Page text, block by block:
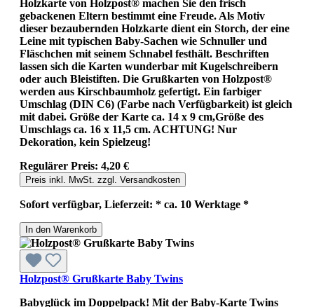
Holzkarte von Holzpost® machen Sie den frisch
gebackenen Eltern bestimmt eine Freude. Als Motiv
dieser bezaubernden Holzkarte dient ein Storch, der eine
Leine mit typischen Baby-Sachen wie Schnuller und
Fläschchen mit seinem Schnabel festhält. Beschriften
lassen sich die Karten wunderbar mit Kugelschreibern
oder auch Bleistiften. Die Grußkarten von Holzpost®
werden aus Kirschbaumholz gefertigt. Ein farbiger
Umschlag (DIN C6) (Farbe nach Verfügbarkeit) ist gleich
mit dabei. Größe der Karte ca. 14 x 9 cm,Größe des
Umschlags ca. 16 x 11,5 cm. ACHTUNG! Nur
Dekoration, kein Spielzeug!
Regulärer Preis: 4,20 €
Preis inkl. MwSt. zzgl. Versandkosten
Sofort verfügbar, Lieferzeit: * ca. 10 Werktage *
In den Warenkorb
Holzpost® Grußkarte Baby Twins
Babyglück im Doppelpack! Mit der Baby-Karte Twins